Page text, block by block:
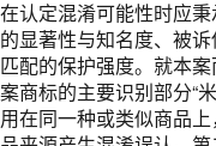
在认定混淆可能性时应
的显著性与知名度、被
匹配的保护强度。就本
案商标的主要识别部分“
用在同一种或类似商品